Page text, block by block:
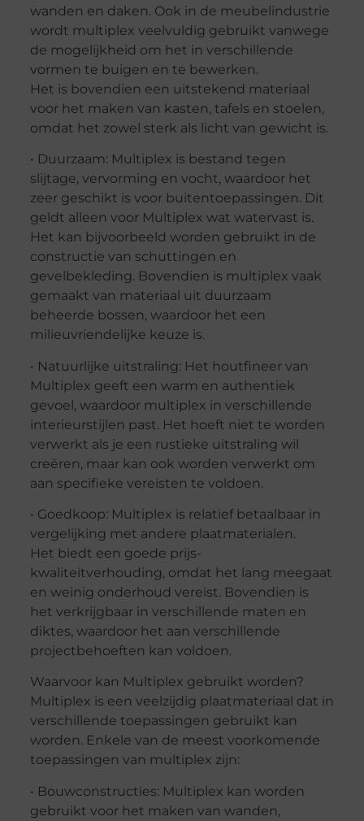
wanden en daken. Ook in de meubelindustrie
wordt multiplex veelvuldig gebruikt vanwege
de mogelijkheid om het in verschillende
vormen te buigen en te bewerken.
Het is bovendien een uitstekend materiaal
voor het maken van kasten, tafels en stoelen,
omdat het zowel sterk als licht van gewicht is.
• Duurzaam: Multiplex is bestand tegen
slijtage, vervorming en vocht, waardoor het
zeer geschikt is voor buitentoepassingen. Dit
geldt alleen voor Multiplex wat watervast is.
Het kan bijvoorbeeld worden gebruikt in de
constructie van schuttingen en
gevelbekleding. Bovendien is multiplex vaak
gemaakt van materiaal uit duurzaam
beheerde bossen, waardoor het een
milieuvriendelijke keuze is.
• Natuurlijke uitstraling: Het houtfineer van
Multiplex geeft een warm en authentiek
gevoel, waardoor multiplex in verschillende
interieurstijlen past. Het hoeft niet te worden
verwerkt als je een rustieke uitstraling wil
creëren, maar kan ook worden verwerkt om
aan specifieke vereisten te voldoen.
• Goedkoop: Multiplex is relatief betaalbaar in
vergelijking met andere plaatmaterialen.
Het biedt een goede prijs-
kwaliteitverhouding, omdat het lang meegaat
en weinig onderhoud vereist. Bovendien is
het verkrijgbaar in verschillende maten en
diktes, waardoor het aan verschillende
projectbehoeften kan voldoen.
Waarvoor kan Multiplex gebruikt worden?
Multiplex is een veelzijdig plaatmateriaal dat in
verschillende toepassingen gebruikt kan
worden. Enkele van de meest voorkomende
toepassingen van multiplex zijn:
• Bouwconstructies: Multiplex kan worden
gebruikt voor het maken van wanden,